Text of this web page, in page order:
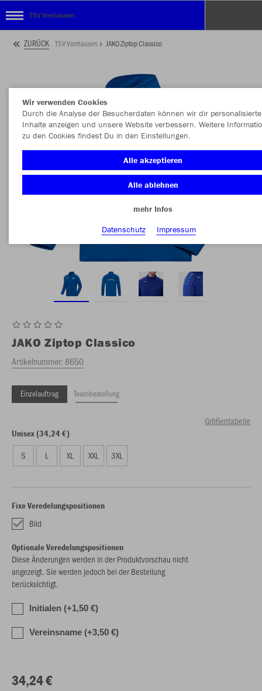
TSV Vonhausen
ZURÜCK TSV Vonhausen JAKO Ziptop Classico
JAKO Ziptop Classico
Artikelnummer:8650
Einzelauftrag Teambestellung
Größentabelle
Unisex (34,24 €)
S L XL XXL 3XL
Fixe Veredelungspositionen
Bild
Optionale Veredelungspositionen
Diese Änderungen werden in der Produktvorschau nicht
angezeigt. Sie werden jedoch bei der Bestellung
berücksichtigt.
Initialen (+1,50 €)
Vereinsname (+3,50 €)
34,24 €
Wir verwenden Cookies
Durch die Analyse der Besucherdaten können wir dir personalisierte
Inhalte anzeigen und unsere Website verbessern. Weitere
zu den Cookies findest Du in den Einstellungen.
Alle akzeptieren
Alle ablehnen
mehr Infos
Datenschutz
Impressum